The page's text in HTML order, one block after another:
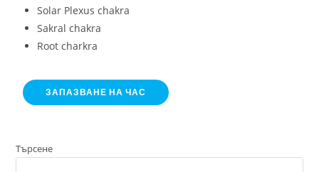
Solar Plexus chakra
Sakral chakra
Root charkra
ЗАПАЗВАНЕ НА ЧАС
Търсене